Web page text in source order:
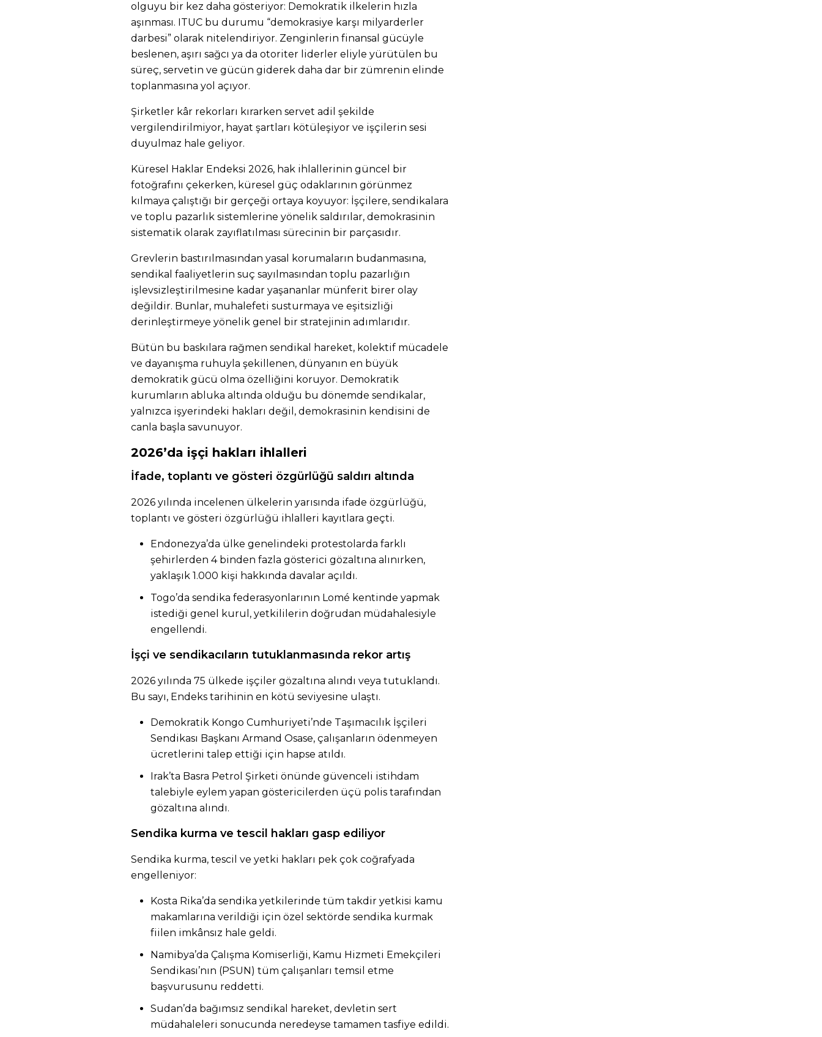
olguyu bir kez daha gösteriyor: Demokratik ilkelerin hızla
aşınması. ITUC bu durumu “demokrasiye karşı milyarderler
darbesi” olarak nitelendiriyor. Zenginlerin finansal gücüyle
beslenen, aşırı sağcı ya da otoriter liderler eliyle yürütülen bu
süreç, servetin ve gücün giderek daha dar bir zümrenin elinde
toplanmasına yol açıyor.
Şirketler kâr rekorları kırarken servet adil şekilde
vergilendirilmiyor, hayat şartları kötüleşiyor ve işçilerin sesi
duyulmaz hale geliyor.
Küresel Haklar Endeksi 2026, hak ihlallerinin güncel bir
fotoğrafını çekerken, küresel güç odaklarının görünmez
kılmaya çalıştığı bir gerçeği ortaya koyuyor: İşçilere, sendikalara
ve toplu pazarlık sistemlerine yönelik saldırılar, demokrasinin
sistematik olarak zayıflatılması sürecinin bir parçasıdır.
Grevlerin bastırılmasından yasal korumaların budanmasına,
sendikal faaliyetlerin suç sayılmasından toplu pazarlığın
işlevsizleştirilmesine kadar yaşananlar münferit birer olay
değildir. Bunlar, muhalefeti susturmaya ve eşitsizliği
derinleştirmeye yönelik genel bir stratejinin adımlarıdır.
Bütün bu baskılara rağmen sendikal hareket, kolektif mücadele
ve dayanışma ruhuyla şekillenen, dünyanın en büyük
demokratik gücü olma özelliğini koruyor. Demokratik
kurumların abluka altında olduğu bu dönemde sendikalar,
yalnızca işyerindeki hakları değil, demokrasinin kendisini de
canla başla savunuyor.
2026’da işçi hakları ihlalleri
İfade, toplantı ve gösteri özgürlüğü saldırı altında
2026 yılında incelenen ülkelerin yarısında ifade özgürlüğü,
toplantı ve gösteri özgürlüğü ihlalleri kayıtlara geçti.
Endonezya’da ülke genelindeki protestolarda farklı
şehirlerden 4 binden fazla gösterici gözaltına alınırken,
yaklaşık 1.000 kişi hakkında davalar açıldı.
Togo’da sendika federasyonlarının Lomé kentinde yapmak
istediği genel kurul, yetkililerin doğrudan müdahalesiyle
engellendi.
İşçi ve sendikacıların tutuklanmasında rekor artış
2026 yılında 75 ülkede işçiler gözaltına alındı veya tutuklandı.
Bu sayı, Endeks tarihinin en kötü seviyesine ulaştı.
Demokratik Kongo Cumhuriyeti’nde Taşımacılık İşçileri
Sendikası Başkanı Armand Osase, çalışanların ödenmeyen
ücretlerini talep ettiği için hapse atıldı.
Irak’ta Basra Petrol Şirketi önünde güvenceli istihdam
talebiyle eylem yapan göstericilerden üçü polis tarafından
gözaltına alındı.
Sendika kurma ve tescil hakları gasp ediliyor
Sendika kurma, tescil ve yetki hakları pek çok coğrafyada
engelleniyor:
Kosta Rika’da sendika yetkilerinde tüm takdir yetkisi kamu
makamlarına verildiği için özel sektörde sendika kurmak
fiilen imkânsız hale geldi.
Namibya’da Çalışma Komiserliği, Kamu Hizmeti Emekçileri
Sendikası’nın (PSUN) tüm çalışanları temsil etme
başvurusunu reddetti.
Sudan’da bağımsız sendikal hareket, devletin sert
müdahaleleri sonucunda neredeyse tamamen tasfiye edildi.